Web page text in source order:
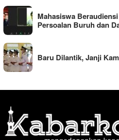
Mahasiswa
Persoalan Buruh dan
Baru Dilantik, Janji